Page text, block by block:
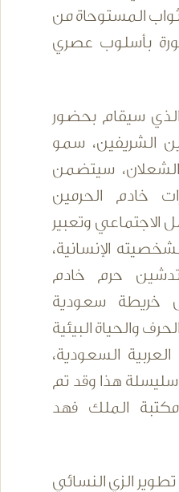
المستوحاة من
بأسلوب عصري
سيقام بحضور
الشريفين، سمو
سيتضمن
خادم الحرمين
الاجتماعي وتعبير
الإنسانية،
حرم خادم
خريطة سعودية
والحياة البيئية
السعودية،
هذا وقد تم
الملك فهد
الزي النسائي